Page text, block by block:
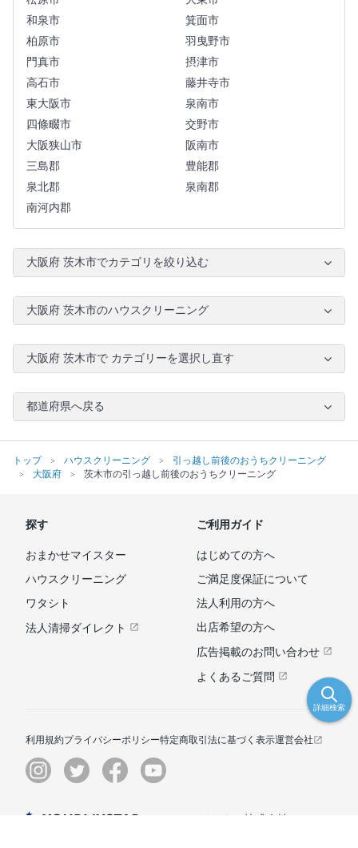
和泉市
箕面市
柏原市
羽曳野市
門真市
摂津市
高石市
藤井寺市
東大阪市
泉南市
四條畷市
交野市
大阪狭山市
阪南市
三島郡
豊能郡
泉北郡
泉南郡
南河内郡
大阪府 茨木市でカテゴリを絞り込む
大阪府 茨木市のハウスクリーニング
大阪府 茨木市で カテゴリーを選択し直す
都道府県へ戻る
トップ ハウスクリーニング
引っ越し前後のおうちクリーニング
大阪府
茨木市の引っ越し前後のおうちクリーニング
詳細検索
探す
おまかせマイスター
ハウスクリーニング
ワタシト
法人清掃ダイレクト
ご利用ガイド
はじめての方へ
ご満足度保証について
法人利用の方へ
出店希望の方へ
広告掲載のお問い合わせ
よくあるご質問
利用規約プライバシーポリシー特定商取引法に基づく表示運営会社